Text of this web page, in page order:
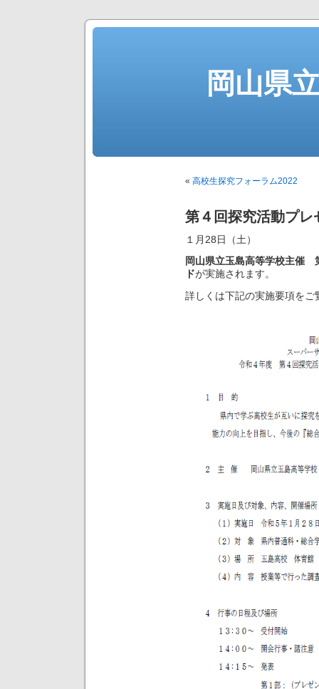
岡山県
« 高校生探究フォーラム2022
第４回探究活動プレ
１月28日（土）
岡山県立玉島高等学校主催
ドが実施されます。
詳しくは下記の実施要項をご